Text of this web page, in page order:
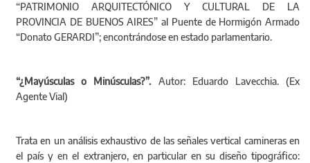
PROVINCIA DE BUENOS AIRES” al Puente de Hormigón Armado
“Donato GERARDI”; encontrándose en estado parlamentario.
Agente Vial)
el país y en el extranjero, en particular en su diseño tipográfico:
¿Mayúsculas o Minúsculas? Determina sus virtudes y defectos con